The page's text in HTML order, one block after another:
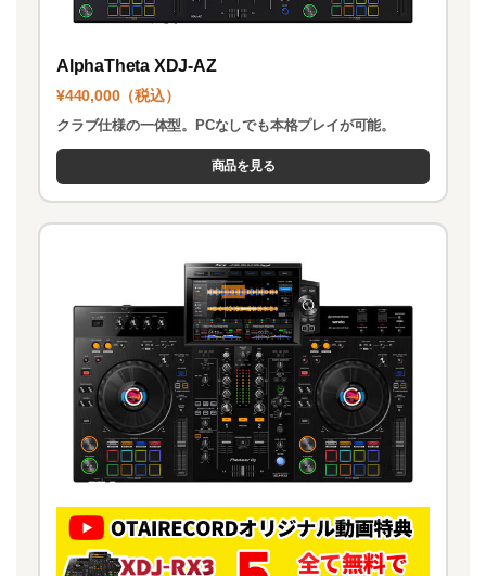
AlphaTheta XDJ-AZ
¥440,000（税込）
クラブ仕様の一体型。PCなしでも本格プレイが可能。
商品を見る